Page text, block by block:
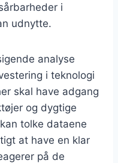
i
udnytte.
analyse
i teknologi
skal have adgang
og dygtige
tolke dataene
at have en klar
på de